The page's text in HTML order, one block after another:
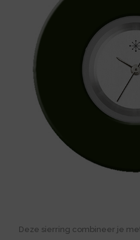
Deze sierring combineer je